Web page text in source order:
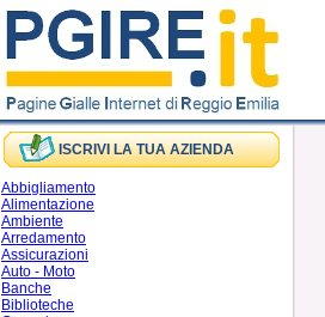
ISCRIVI LA TUA AZIENDA
Abbigliamento
Alimentazione
Ambiente
Arredamento
Assicurazioni
Auto - Moto
Banche
Biblioteche